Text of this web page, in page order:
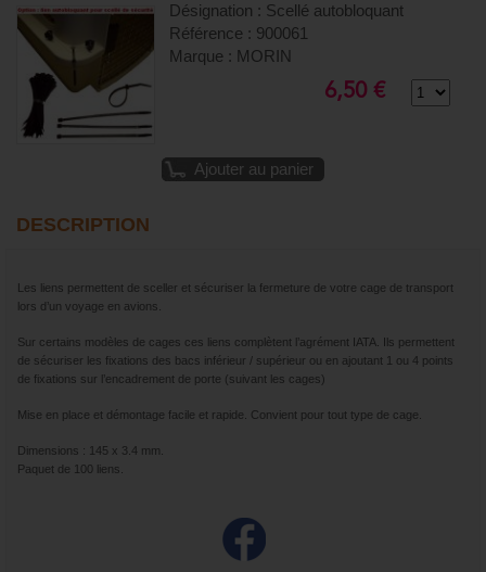
Désignation : Scellé autobloquant
Référence : 900061
Marque : MORIN
6,50 €
Ajouter au panier
DESCRIPTION
Les liens permettent de sceller et sécuriser la fermeture de votre cage de transport
lors d’un voyage en avions.
Sur certains modèles de cages ces liens complètent l’agrément IATA. Ils permettent
de sécuriser les fixations des bacs inférieur / supérieur ou en ajoutant 1 ou 4 points
de fixations sur l’encadrement de porte (suivant les cages)
Mise en place et démontage facile et rapide. Convient pour tout type de cage.
Dimensions : 145 x 3.4 mm.
Paquet de 100 liens.